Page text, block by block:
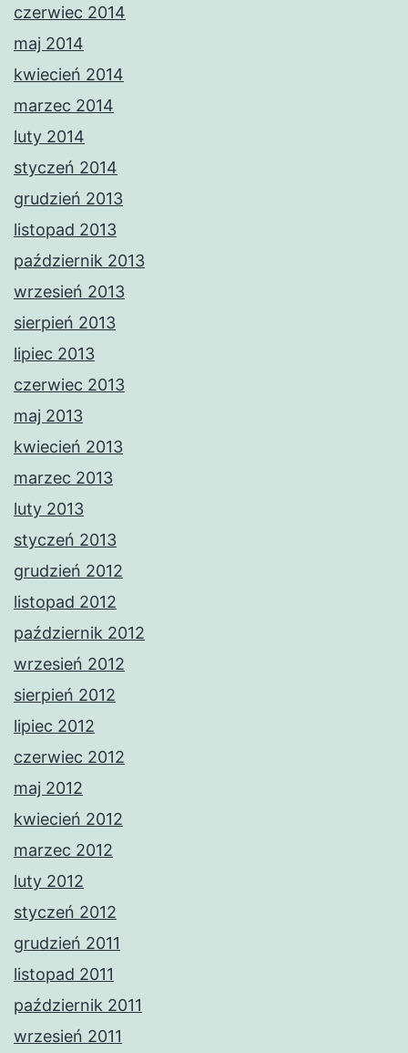
czerwiec 2014
maj 2014
kwiecień 2014
marzec 2014
luty 2014
styczeń 2014
grudzień 2013
listopad 2013
październik 2013
wrzesień 2013
sierpień 2013
lipiec 2013
czerwiec 2013
maj 2013
kwiecień 2013
marzec 2013
luty 2013
styczeń 2013
grudzień 2012
listopad 2012
październik 2012
wrzesień 2012
sierpień 2012
lipiec 2012
czerwiec 2012
maj 2012
kwiecień 2012
marzec 2012
luty 2012
styczeń 2012
grudzień 2011
listopad 2011
październik 2011
wrzesień 2011